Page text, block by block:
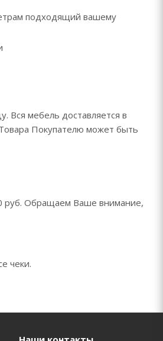
подходящий вашему
Вся мебель доставляется в
Покупателю может быть
руб. Обращаем Ваше внимание,
чеки.